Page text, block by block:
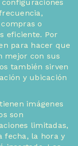
o
eficiente. Por
para hacer que
mejor con sus
también sirven
y ubicación
imágenes
son
limitadas,
fecha, la hora y